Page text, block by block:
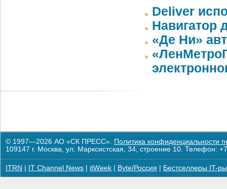
Deliver
Навигатор
«Де Ни»
© 1997—2026 АО «СК ПРЕСС». Политика конфиденциальности
109147 г. Москва, ул. Марксистская, 34, строение 10. Телефон:
ITRN IT Channel News itWeek Byte/Россия Бестселлеры IT-